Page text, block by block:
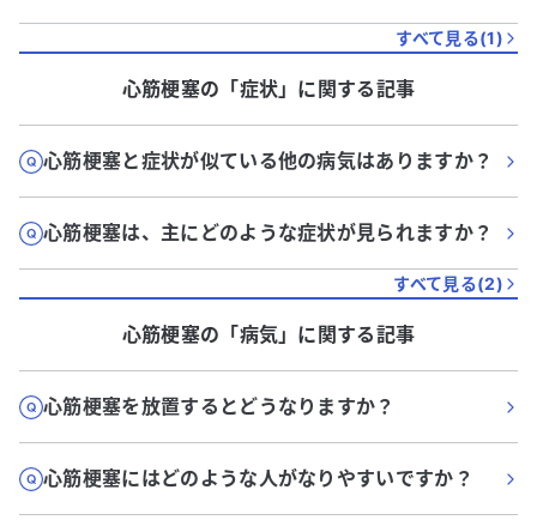
すべて見る(1)
心筋梗塞の「症状」に関する記事
心筋梗塞と症状が似ている他の病気はありますか？
心筋梗塞は、主にどのような症状が見られますか？
すべて見る(2)
心筋梗塞の「病気」に関する記事
心筋梗塞を放置するとどうなりますか？
心筋梗塞にはどのような人がなりやすいですか？